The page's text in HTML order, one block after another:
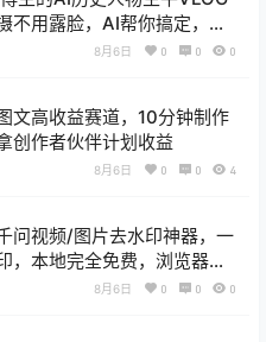
不用露脸，AI帮你搞定，轻
+精选收益8月6日 0 0 0
文高收益赛道，10分钟制作
创作者伙伴计划收益
8月6日 0 0 4
问视频/图片去水印神器，一
，本地完全免费，浏览器拓
8月6日 0 0 0